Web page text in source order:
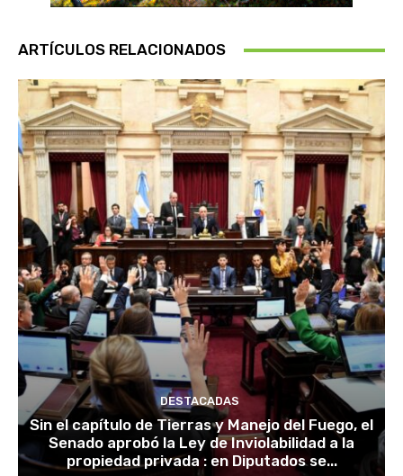
ARTÍCULOS RELACIONADOS
DESTACADAS
Sin el capítulo de Tierras y Manejo del Fuego, el
Senado aprobó la Ley de Inviolabilidad a la
propiedad privada : en Diputados se...